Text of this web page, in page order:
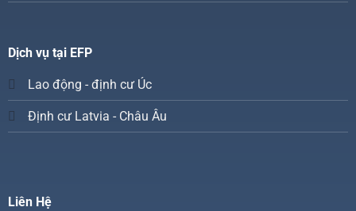
Dịch vụ tại EFP
Lao động - định cư Úc
Định cư Latvia - Châu Âu
Liên Hệ